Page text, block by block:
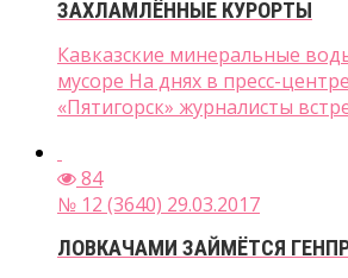
ЗАХЛАМЛЁННЫЕ КУРОРТЫ
Кавказские минеральные
мусоре На днях в пресс-
«Пятигорск» журналисты
84
№ 12 (3640) 29.03.2017
ЛОВКАЧАМИ ЗАЙМЁТСЯ